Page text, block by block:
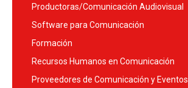
Productoras/Comunicación Audiovisual
Software para Comunicación
Formación
Recursos Humanos en Comunicación
Proveedores de Comunicación y Eventos